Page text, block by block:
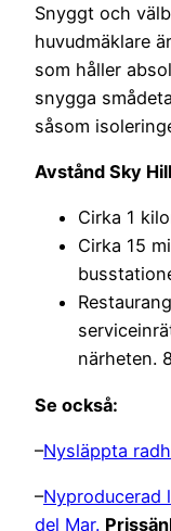
Snyggt och
huvudmäklare
som håller
snygga
såsom
Avstånd Sky
Cirka 1
Cirka 15
närheten.
Se också:
–Nysläppta
–Nyproducerad
del Mar.